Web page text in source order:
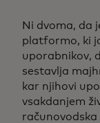
Ni dvoma, da
platformo, ki
uporabnikov,
sestavlja
kar njihovi
vsakdanjem
računovodska